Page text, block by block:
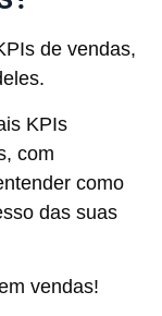
de vendas,
KPIs
com
como
das suas
vendas!